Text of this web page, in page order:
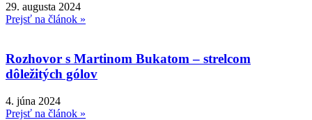
29. augusta 2024
Prejsť na článok »
Rozhovor s Martinom Bukatom – strelcom
dôležitých gólov
4. júna 2024
Prejsť na článok »